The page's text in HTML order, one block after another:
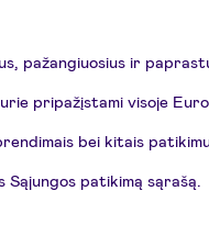
pažangiuosius ir
pripažįstami visoje
bei kitais
patikimą sąrašą.